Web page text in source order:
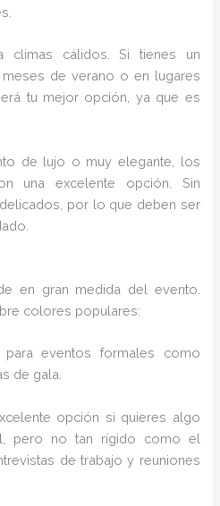
climas cálidos. Si tienes un
de verano o en lugares
tu mejor opción, ya que es
de lujo o muy elegante, los
una excelente opción. Sin
por lo que deben ser
en gran medida del evento.
colores populares:
eventos formales como
de gala.
opción si quieres algo
pero no tan rígido como el
de trabajo y reuniones